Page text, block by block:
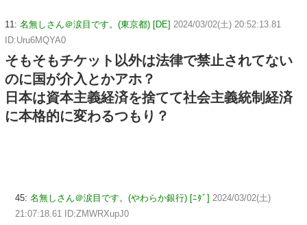
11: 名無しさん＠涙目です。(東京都) [DE] 2024/03/02(土) 20:52:13.81
ID:Uru6MQYA0
そもそもチケット以外は法律で禁止されてない
のに国が介入とかアホ？
日本は資本主義経済を捨てて社会主義統制経済
に本格的に変わるつもり？
45: 名無しさん＠涙目です。(やわらか銀行) [ﾆﾀﾞ] 2024/03/02(土)
21:07:18.61 ID:ZMWRXupJ0